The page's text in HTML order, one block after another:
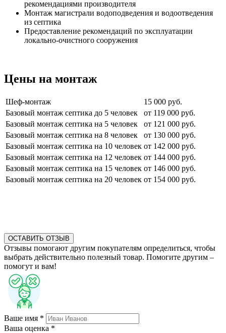
рекомендациями производителя
Монтаж магистрали водоподведения и водоотведения
из септика
Предоставление рекомендаций по эксплуатации
локально-очистного сооружения
Цены на монтаж
Шеф-монтаж
15 000 руб.
Базовый монтаж септика до 5 человек
от 119 000 руб.
Базовый монтаж септика на 5 человек
от 121 000 руб.
Базовый монтаж септика на 8 человек
от 130 000 руб.
Базовый монтаж септика на 10 человек от 142 000 руб.
Базовый монтаж септика на 12 человек от 144 000 руб.
Базовый монтаж септика на 15 человек от 146 000 руб.
Базовый монтаж септика на 20 человек от 154 000 руб.
ОСТАВИТЬ ОТЗЫВ
Отзывы помогают другим покупателям определиться, чтобы
выбрать действительно полезный товар. Помогите другим –
помогут и вам!
Ваше имя *
Ваша оценка *